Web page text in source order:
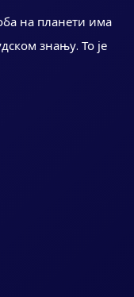
на планети има
знању. То је